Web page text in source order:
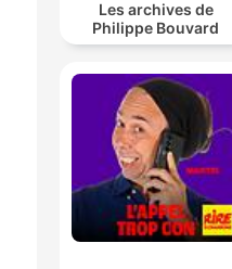
Les archives de
Philippe Bouvard